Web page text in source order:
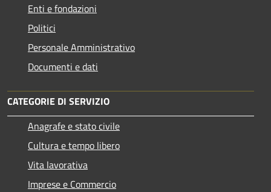
Enti e fondazioni
Politici
Personale Amministrativo
Documenti e dati
CATEGORIE DI SERVIZIO
Anagrafe e stato civile
Cultura e tempo libero
Vita lavorativa
Imprese e Commercio